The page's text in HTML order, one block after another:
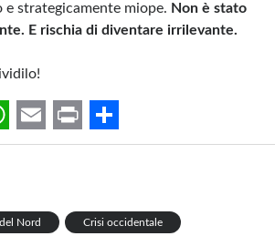
e strategicamente miope. Non è stato
E rischia di diventare irrilevante.
E
P
S
Nord Crisi occidentale